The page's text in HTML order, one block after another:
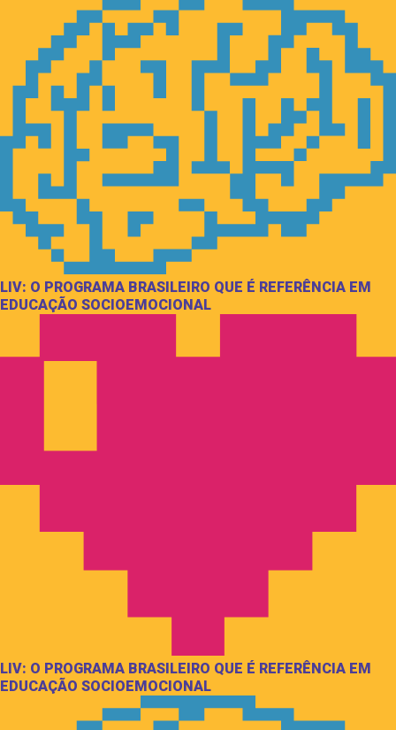
LIV: O PROGRAMA BRASILEIRO QUE É REFERÊNCIA EM
EDUCAÇÃO SOCIOEMOCIONAL
LIV: O PROGRAMA BRASILEIRO QUE É REFERÊNCIA EM
EDUCAÇÃO SOCIOEMOCIONAL